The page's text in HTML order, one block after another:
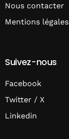
Nous contacter
Mentions légales
Suivez-nous
Facebook
Twitter / X
Linkedin